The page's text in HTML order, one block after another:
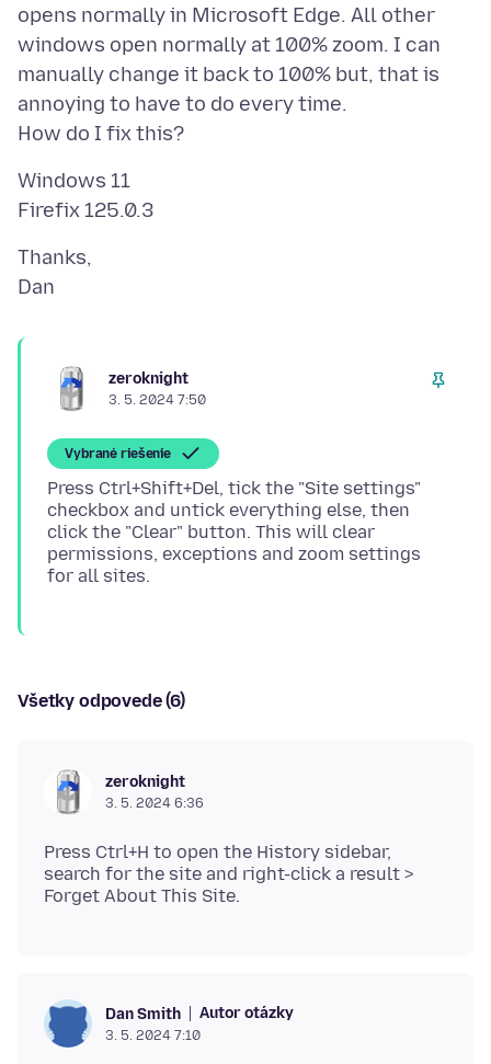
opens normally in Microsoft Edge. All other
windows open normally at 100% zoom. I can
manually change it back to 100% but, that is
annoying to have to do every time.
Windows 11
Thanks,
zeroknight
3. 5. 2024 7:50
Vybrané riešenie
Press Ctrl+Shift+Del, tick the "Site settings"
checkbox and untick everything else, then
click the "Clear" button. This will clear
permissions, exceptions and zoom settings
Všetky odpovede (6)
zeroknight
3. 5. 2024 6:36
Press Ctrl+H to open the History sidebar,
search for the site and right-click a result >
Dan Smith Autor otázky
3. 5. 2024 7:10